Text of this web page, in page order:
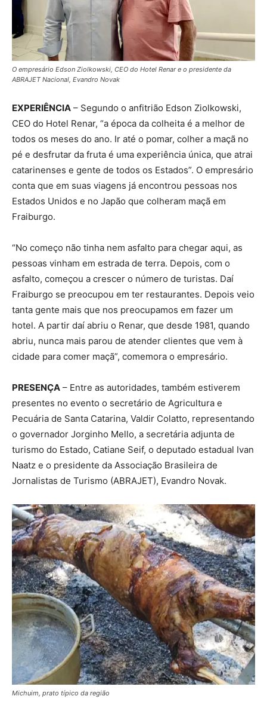
O empresário Edson Ziolkowski, CEO do Hotel Renar e o presidente da
ABRAJET Nacional, Evandro Novak
EXPERIÊNCIA – Segundo o anfitrião Edson Ziolkowski,
CEO do Hotel Renar, “a época da colheita é a melhor de
todos os meses do ano. Ir até o pomar, colher a maçã no
pé e desfrutar da fruta é uma experiência única, que atrai
catarinenses e gente de todos os Estados”. O empresário
conta que em suas viagens já encontrou pessoas nos
Estados Unidos e no Japão que colheram maçã em
Fraiburgo.
“No começo não tinha nem asfalto para chegar aqui, as
pessoas vinham em estrada de terra. Depois, com o
asfalto, começou a crescer o número de turistas. Daí
Fraiburgo se preocupou em ter restaurantes. Depois veio
tanta gente mais que nos preocupamos em fazer um
hotel. A partir daí abriu o Renar, que desde 1981, quando
abriu, nunca mais parou de atender clientes que vem à
cidade para comer maçã”, comemora o empresário.
PRESENÇA – Entre as autoridades, também estiverem
presentes no evento o secretário de Agricultura e
Pecuária de Santa Catarina, Valdir Colatto, representando
o governador Jorginho Mello, a secretária adjunta de
turismo do Estado, Catiane Seif, o deputado estadual Ivan
Naatz e o presidente da Associação Brasileira de
Jornalistas de Turismo (ABRAJET), Evandro Novak.
Michuim, prato típico da região